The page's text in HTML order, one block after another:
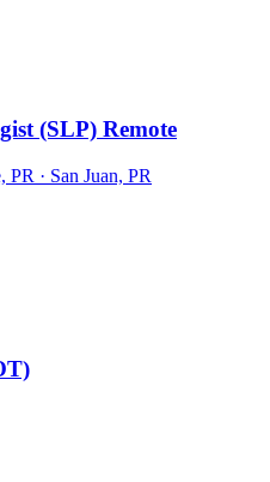
(SLP) Remote
PR · San Juan, PR